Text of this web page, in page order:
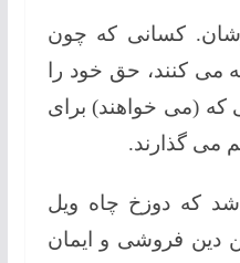
کسانی که چون
می کنند، حق خود را
که (می خواهند) برای
می گذارند.
که دوزخ چاه ویل
دین فروشی و ایمان